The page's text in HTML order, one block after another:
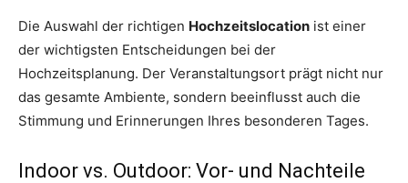
Die Auswahl der richtigen Hochzeitslocation ist einer
der wichtigsten Entscheidungen bei der
Hochzeitsplanung. Der Veranstaltungsort prägt nicht nur
das gesamte Ambiente, sondern beeinflusst auch die
Stimmung und Erinnerungen Ihres besonderen Tages.
Indoor vs. Outdoor: Vor- und Nachteile